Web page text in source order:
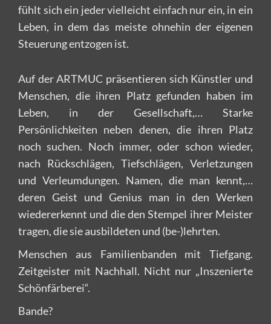
fühlt sich ein jeder vielleicht einfach nur ein, in ein
Leben, in dem das meiste ohnehin der eigenen
Steuerung entzogen ist.
Auf der ARTMUC präsentieren sich Künstler und
Menschen, die ihren Platz gefunden haben im
Leben, in der Gesellschaft,… Starke
Persönlichkeiten neben denen, die ihren Platz
noch suchen. Noch immer, oder schon wieder,
nach Rückschlägen, Tiefschlägen, Verletzungen
und Verleumdungen. Namen, die man kennt,…
deren Geist und Genius man in den Werken
wiedererkennt und die den Stempel ihrer Meister
tragen, die sie ausbildeten und (be-)lehrten.
Menschen aus Familienbanden mit Tiefgang.
Zeitgeister mit Nachhall. Nicht nur „Inszenierte
Schönfärberei“.
Bande?